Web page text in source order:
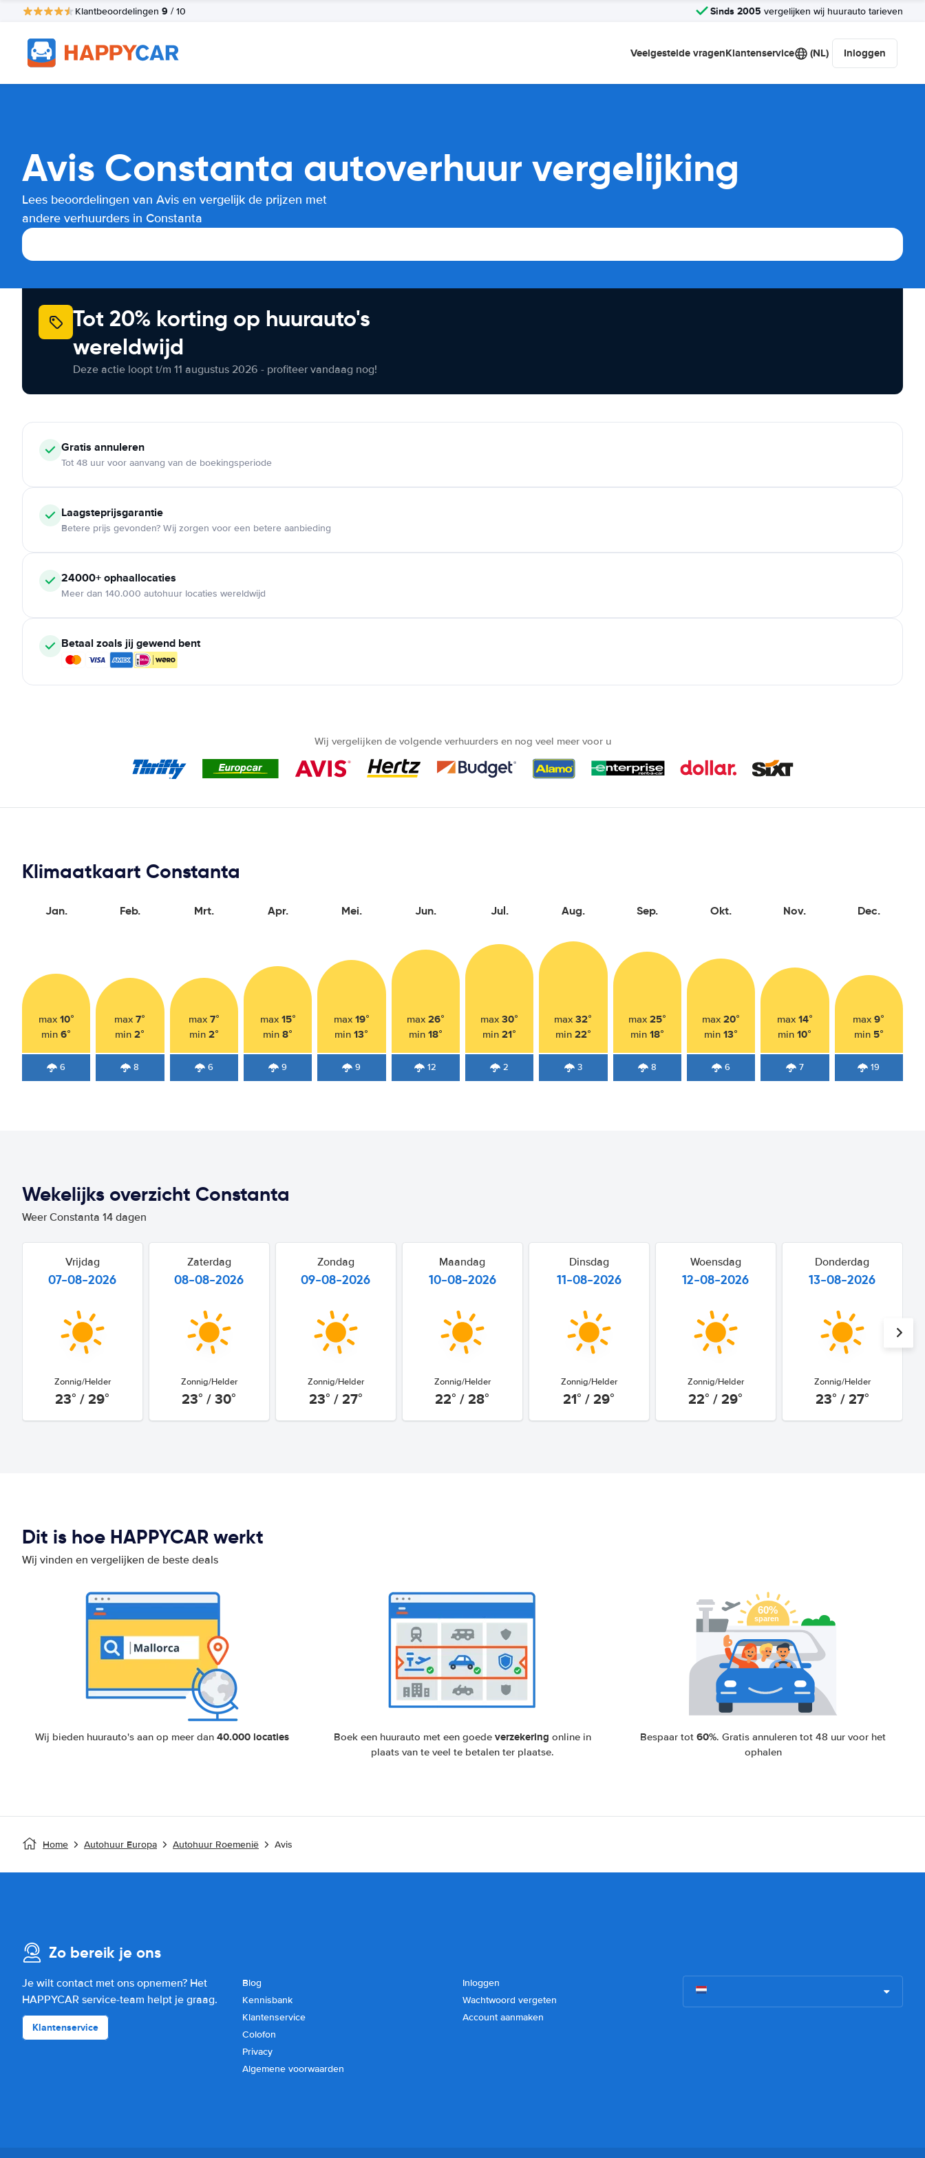
Klantbeoordelingen 9 / 10 Sinds 2005 vergelijken wij huurauto tarieven
Veelgestelde vragenKlantenservice (NL) Inloggen
Avis Constanta autoverhuur vergelijking
Lees beoordelingen van Avis en vergelijk de prijzen met
andere verhuurders in Constanta
Tot 20% korting op huurauto's
wereldwijd
Deze actie loopt t/m 11 augustus 2026 - profiteer vandaag nog!
Gratis annuleren
Tot 48 uur voor aanvang van de boekingsperiode
Laagsteprijsgarantie
Betere prijs gevonden? Wij zorgen voor een betere aanbieding
24000+ ophaallocaties
Meer dan 140.000 autohuur locaties wereldwijd
Betaal zoals jij gewend bent
Wij vergelijken de volgende verhuurders en nog veel meer voor u
Klimaatkaart Constanta
Jan.
max 10°
min6°
6
Feb.
max7°
min2°
8
Mrt.
max 7°
min 2°
6
Apr.
max 15°
min8°
9
Mei.
max 19°
min13°
9
Jun.
max 26°
min 18°
12
Jul.
max30°
min21°
2
Aug.
max32°
min 22°
3
Sep.
max 25°
min 18°
8
Okt.
max20°
min13°
6
Nov.
max 14°
min10°
7
Dec.
max9°
min 5°
19
Wekelijks overzicht Constanta
Weer Constanta 14 dagen
Vrijdag
07-08-2026
Zonnig/Helder
23° / 29°
Zaterdag
08-08-2026
Zonnig/Helder
23° / 30°
Zondag
09-08-2026
Zonnig/Helder
23° / 27°
Maandag
10-08-2026
Zonnig/Helder
22° / 28°
Dinsdag
11-08-2026
Zonnig/Helder
21° / 29°
Woensdag
12-08-2026
Zonnig/Helder
22° / 29°
Donderdag
13-08-2026
Zonnig/Helder
23° / 27°
Dit is hoe HAPPYCAR werkt
Wij vinden en vergelijken de beste deals
Wij bieden huurauto's aan op meer dan 40.000 locaties Boek een huurauto met een goede verzekering online in
plaats van te veel te betalen ter plaatse.
Bespaar tot60%. Gratis annuleren tot 48 uur voor het
ophalen
Home Autohuur Europa Autohuur Roemenië Avis
Zo bereik je ons
Je wilt contact met ons opnemen? Het
HAPPYCAR service-team helpt je graag.
Klantenservice
Blog
Kennisbank
Klantenservice
Colofon
Privacy
Algemene voorwaarden
Inloggen
Wachtwoord vergeten
Account aanmaken